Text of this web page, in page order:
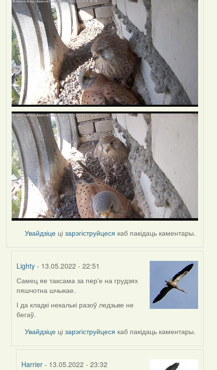
Увайдзіце цізарэгіструйцеся каб пакідаць каментары.
Lighty - 13.05.2022 - 22:51
In
reply
to
by
Самец яе таксама за пер'е на грудзях
пяшчотна шчыкае.
І да кладкі некалькі разоў ледзьве не
бегаў.
Увайдзіце цізарэгіструйцеся каб пакідаць каментары.
Harrier - 13.05.2022 - 23:32